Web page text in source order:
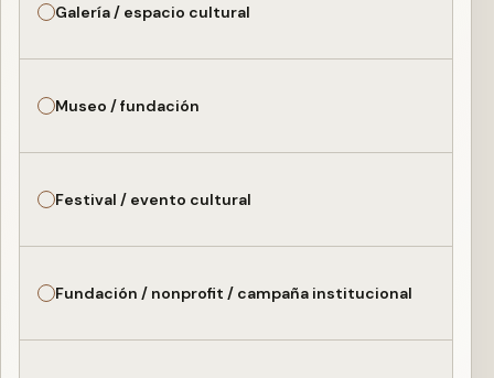
Galería / espacio cultural
Museo / fundación
Festival / evento cultural
Fundación / nonprofit / campaña institucional